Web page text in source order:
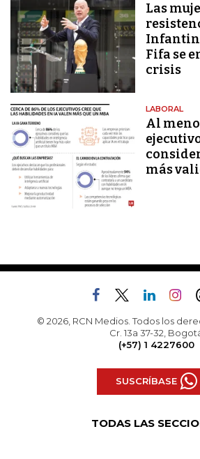
Las
Fifa se
crisis
LABORAL
Al
más
© 2026, RCN Medios. Todos los
Cr. 13a 37-32,
(+57) 1 4227600
SUSCRÍBASE
TODAS LAS